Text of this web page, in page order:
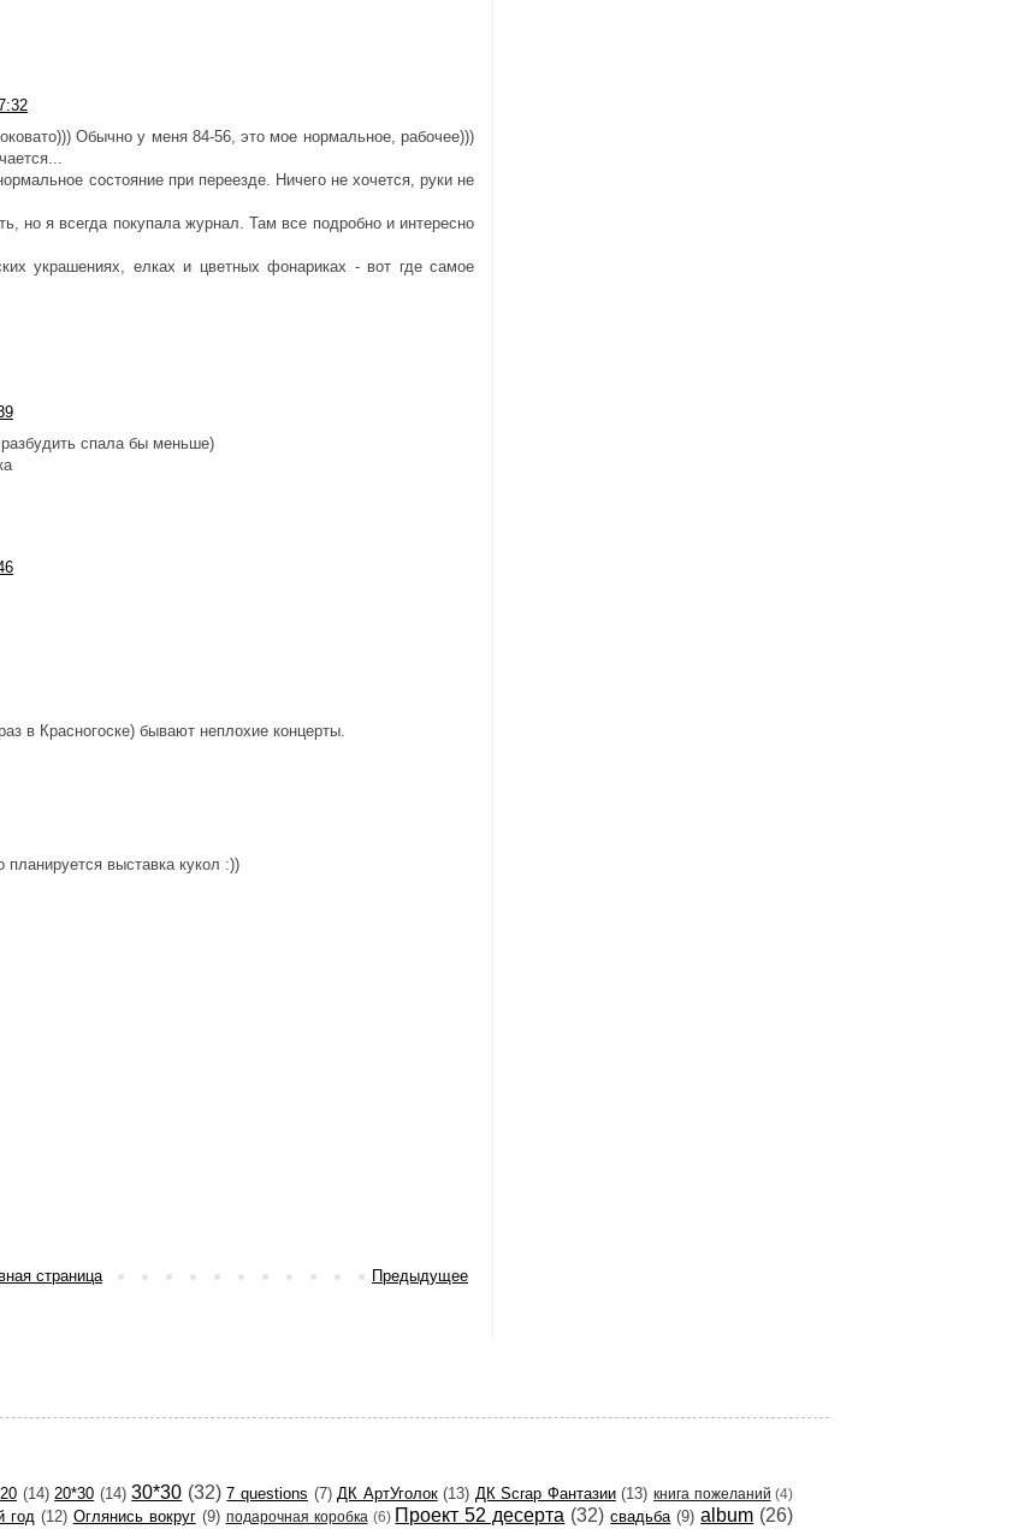
Обычно у меня 84-56, это мое нормальное, рабочее)))
состояние при переезде. Ничего не хочется, руки не
но я всегда покупала журнал. Там все подробно и интересно
украшениях, елках и цветных фонариках - вот где самое
спала бы меньше)
в Красногоске) бывают неплохие концерты.
планируется выставка кукол :))
Предыдущее
страница
(14) 20*30 (14) 30*30 (32) 7 questions (7) ДК АртУголок (13) ДК Scrap Фантазии (13) книга пожеланий (4)
год (12) Оглянись вокруг (9) подарочная коробка (6) Проект 52 десерта (32) свадьба (9) album (26)